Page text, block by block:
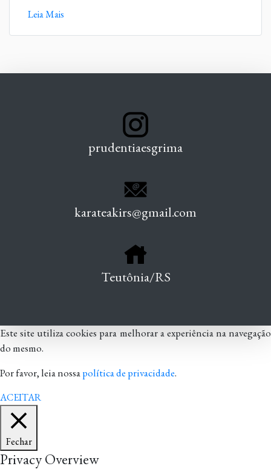
Leia Mais
prudentiaesgrima
karateakirs@gmail.com
Teutônia/RS
Este site utiliza cookies para melhorar a experiência na navegação
do mesmo.
Por favor, leia nossapolítica de privacidade.
ACEITAR
Fechar
Privacy Overview